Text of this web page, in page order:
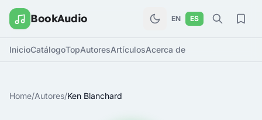
BookAudio EN ES
InicioCatálogoTopAutoresArtículosAcerca de
Home/Autores/Ken Blanchard